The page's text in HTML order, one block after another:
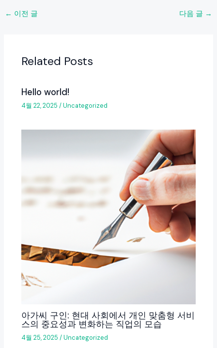
← 이전 글 다음 글 →
Related Posts
Hello world!
4월 22, 2025/Uncategorized
아가씨 구인: 현대 사회에서 개인 맞춤형 서비
스의 중요성과 변화하는 직업의 모습
4월 25, 2025/Uncategorized